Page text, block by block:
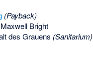
(Payback)
Bright
des Grauens (Sanitarium)